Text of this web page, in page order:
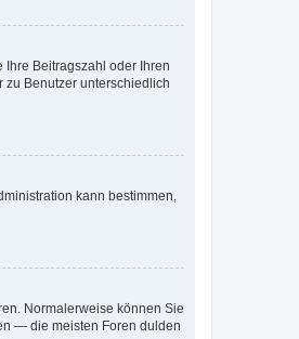
Ihre Beitragszahl oder Ihren
zu Benutzer unterschiedlich
kann bestimmen,
Normalerweise können Sie
— die meisten Foren dulden